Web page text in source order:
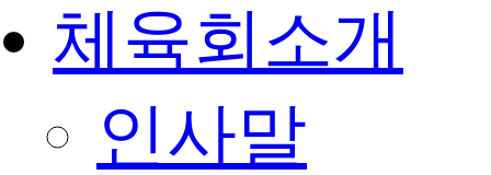
체육회소개
인사말